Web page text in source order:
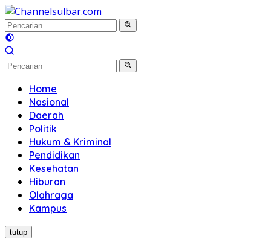
Langsung
ke
konten
Home
Nasional
Daerah
Politik
Hukum & Kriminal
Pendidikan
Kesehatan
Hiburan
Olahraga
Kampus
tutup